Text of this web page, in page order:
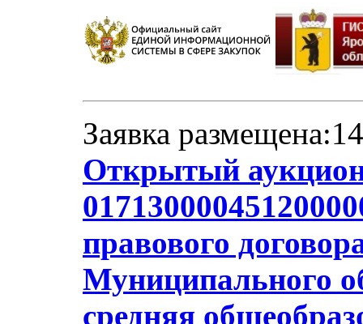
Заявка
Открытый
правового
Муниципального
средняя